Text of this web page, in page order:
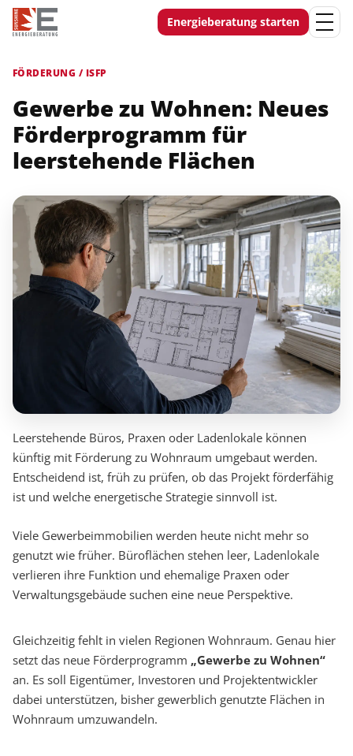
Energieberatung starten
FÖRDERUNG / ISFP
Gewerbe zu Wohnen: Neues
Förderprogramm für
leerstehende Flächen
Leerstehende Büros, Praxen oder Ladenlokale können
künftig mit Förderung zu Wohnraum umgebaut werden.
Entscheidend ist, früh zu prüfen, ob das Projekt förderfähig
ist und welche energetische Strategie sinnvoll ist.
Viele Gewerbeimmobilien werden heute nicht mehr so
genutzt wie früher. Büroflächen stehen leer, Ladenlokale
verlieren ihre Funktion und ehemalige Praxen oder
Verwaltungsgebäude suchen eine neue Perspektive.
Gleichzeitig fehlt in vielen Regionen Wohnraum. Genau hier
setzt das neue Förderprogramm „Gewerbe zu Wohnen“
an. Es soll Eigentümer, Investoren und Projektentwickler
dabei unterstützen, bisher gewerblich genutzte Flächen in
Wohnraum umzuwandeln.